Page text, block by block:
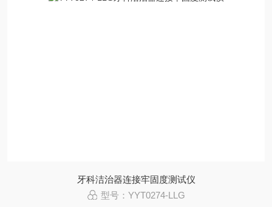
牙科洁治器连接牢固度测试仪
型号：YYT0274-LLG